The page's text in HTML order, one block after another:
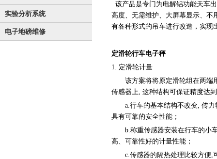
实验分析系统
电子地磅维修
该产品是专门为电解铝功能天车
高度、无需维护、大屏幕显示、不
有各种形式的吊车进行改造，实现
定滑轮行车电子秤
1. 定滑轮计量
该方案将将原定滑轮组在两端用
传感器上, 这种结构可保证精度达
a.行车的基本结构不改变, 传力
具有可靠的安全性能；
b.称重传感器安装在行车的小车
高、可靠性好的计量性能；
c.传感器的隔热处理比较方便,